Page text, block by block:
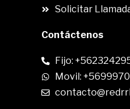
Solicitar
Contáctenos
Fijo:
Movil: